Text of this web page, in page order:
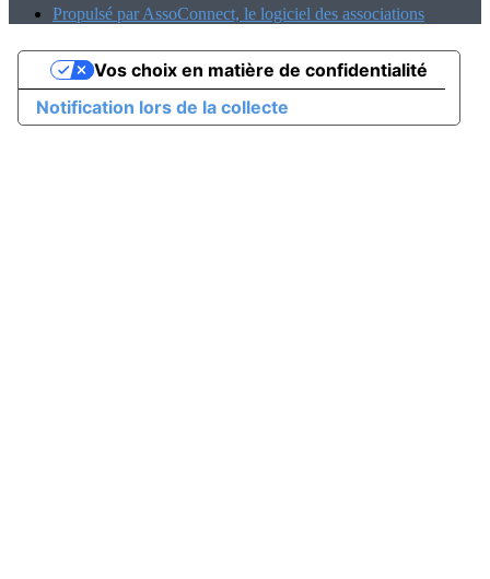
Propulsé par AssoConnect, le logiciel des associations
Notification lors de la collecte
Vos choix en matière de confidentialité